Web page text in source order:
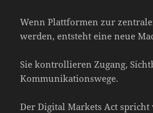
Wenn Plattformen zur
werden, entsteht eine neue
Sie kontrollieren Zugang,
Kommunikationswege.
Der Digital Markets Act spricht